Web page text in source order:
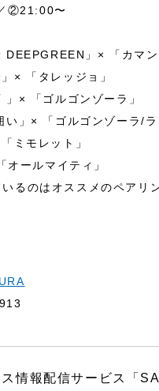
②21:00〜
DEEPGREEN」× 「カマ
× 「タレッジョ」
」× 「ゴルゴンゾーラ」
い」× 「ゴルゴンゾーラ/ラ
ミモレット」
オールマイティ」
るのはオススメのペアリ
情報配信サービス「